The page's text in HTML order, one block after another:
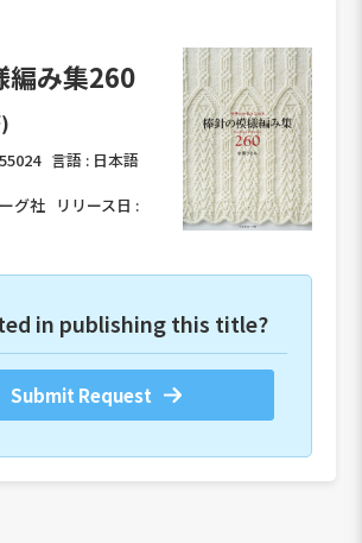
編み集260
言語 : 日本語
グ社 リリース日 :
in publishing this title?
Submit Request